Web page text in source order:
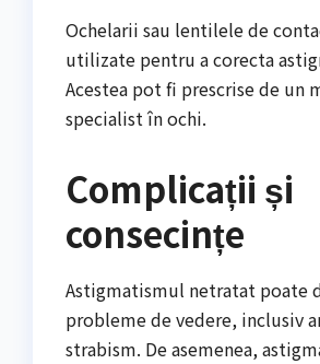
Ochelarii sau lentilele de
utilizate pentru a corecta
Acestea pot fi prescrise de un
specialist în ochi.
Complicații și
consecințe
Astigmatismul netratat poate
probleme de vedere, inclusiv
strabism. De asemenea,